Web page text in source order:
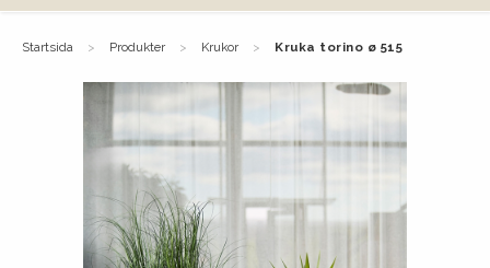
startsida produkter krukor kruka torino ø 515